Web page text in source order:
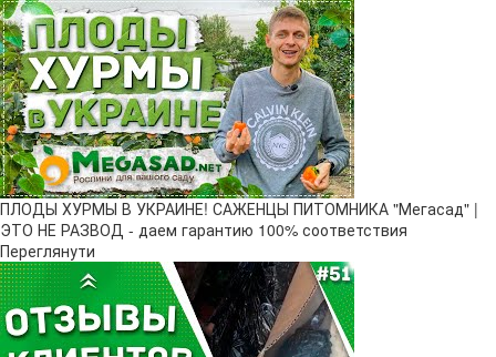
ПЛОДЫ ХУРМЫ В УКРАИНЕ! САЖЕНЦЫ ПИТОМНИКА "Мегасад" |
ЭТО НЕ РАЗВОД - даем гарантию 100% соответствия
Переглянути